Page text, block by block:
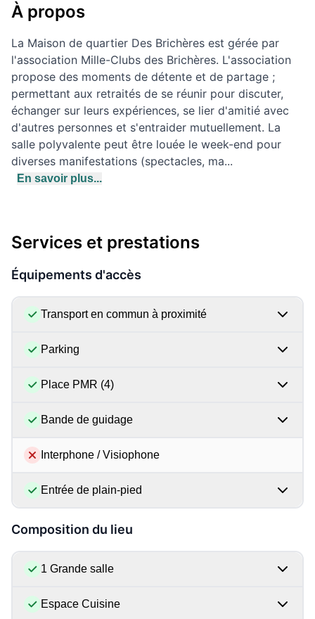
À propos
La Maison de quartier Des Brichères est gérée par
l'association Mille-Clubs des Brichères. L'association
propose des moments de détente et de partage ;
permettant aux retraités de se réunir pour discuter,
échanger sur leurs expériences, se lier d'amitié avec
d'autres personnes et s'entraider mutuellement. La
salle polyvalente peut être louée le week-end pour
diverses manifestations (spectacles, ma...
En savoir plus...
Services et prestations
Équipements d'accès
Transport en commun à proximité
Parking
Place PMR (4)
Bande de guidage
Interphone / Visiophone
Entrée de plain-pied
Composition du lieu
1 Grande salle
Espace Cuisine